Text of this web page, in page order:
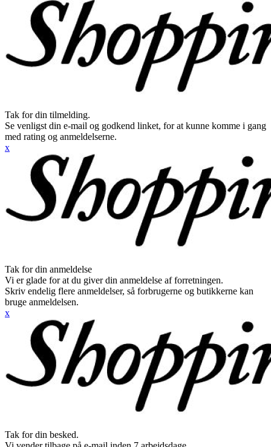
Tak for din tilmelding.
Se venligst din e-mail og godkend linket, for at kunne komme i gang
med rating og anmeldelserne.
x
Tak for din anmeldelse
Vi er glade for at du giver din anmeldelse af forretningen.
Skriv endelig flere anmeldelser, så forbrugerne og butikkerne kan
bruge anmeldelsen.
x
Tak for din besked.